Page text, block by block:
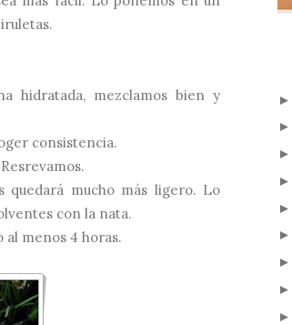
hidratada, mezclamos bien y
consistencia.
quedará mucho más ligero. Lo
con la nata.
menos 4 horas.
►
►
►
►
►
►
►
►
►